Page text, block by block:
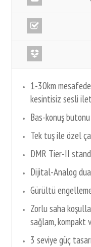
1-30km
kesintisiz sesli
Bas-konuş
Tek tuş ile özel
DMR Tier-II
Dijital-Analog
Gürültü
Zorlu saha
sağlam, kompakt
3 seviye güç